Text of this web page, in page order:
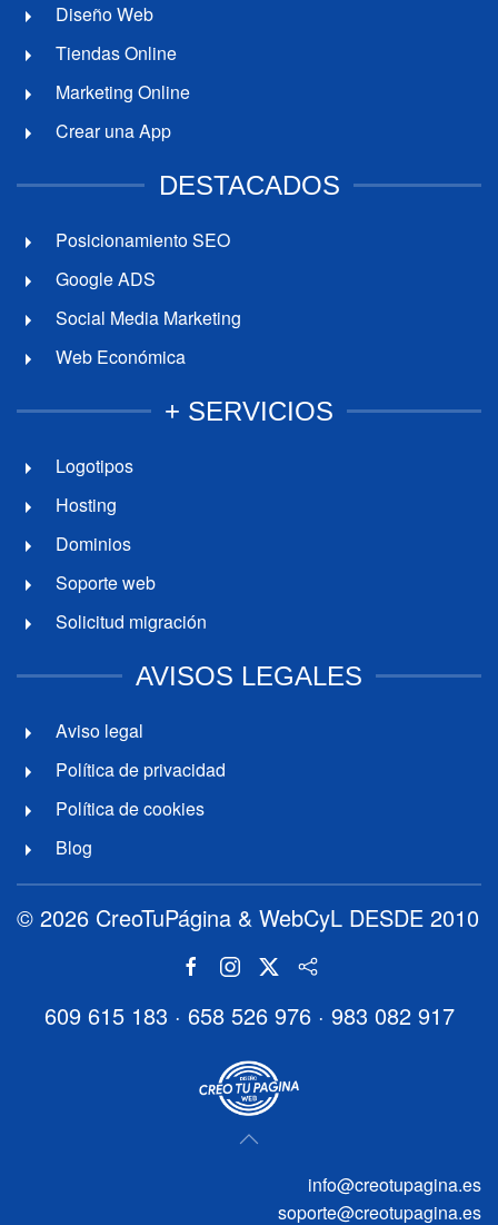
Diseño Web
Tiendas Online
Marketing Online
Crear una App
DESTACADOS
Posicionamiento SEO
Google ADS
Social Media Marketing
Web Económica
+ SERVICIOS
Logotipos
Hosting
Dominios
Soporte web
Solicitud migración
AVISOS LEGALES
Aviso legal
Política de privacidad
Política de cookies
Blog
© 2026 CreoTuPágina & WebCyL DESDE 2010
609 615 183 · 658 526 976· 983 082 917
info@creotupagina.es
soporte@creotupagina.es